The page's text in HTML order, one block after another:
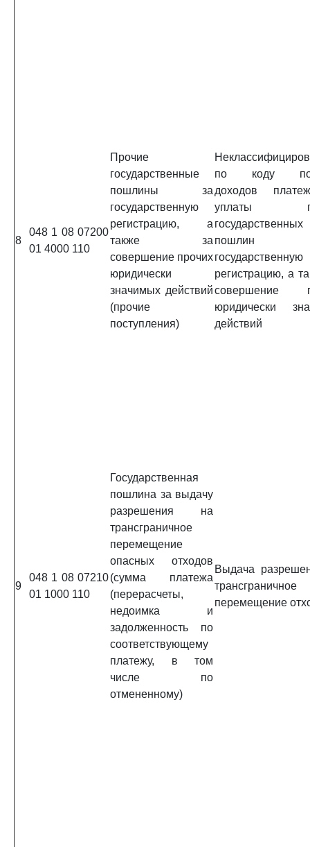
8
048 1 08 07200
01 4000 110
Прочие
государственные
пошлины за
государственную
регистрацию, а
также за
совершение прочих
юридически
значимых действий
(прочие
поступления)
по коду
доходов
уплаты
государственных
пошлин
государственную
регистрацию, а
совершение
юридически
действий
9
048 1 08 07210
01 1000 110
Государственная
пошлина за выдачу
разрешения на
трансграничное
перемещение
опасных отходов
(сумма платежа
(перерасчеты,
недоимка и
задолженность по
соответствующему
платежу, в том
числе по
отмененному)
Выдача
трансграничное
перемещение